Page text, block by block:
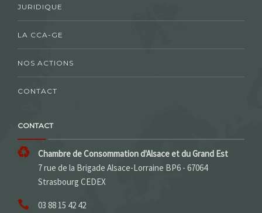
JURIDIQUE
LA CCA-GE
NOS ACTIONS
CONTACT
CONTACT
Chambre de Consommation d'Alsace et du Grand Est
7 rue de la Brigade Alsace-Lorraine BP6 - 67064
Strasbourg CEDEX
03 88 15 42 42